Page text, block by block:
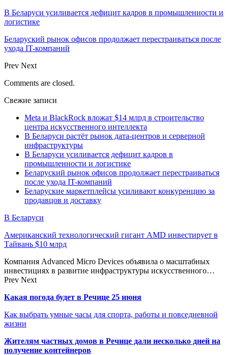
В Беларуси усиливается дефицит кадров в промышленности и
логистике
Беларуский рынок офисов продолжает перестраиваться после
ухода IT-компаний
Prev Next
Comments are closed.
Свежие записи
Meta и BlackRock вложат $14 млрд в строительство
центра искусственного интеллекта
В Беларуси растёт рынок дата-центров и серверной
инфраструктуры
В Беларуси усиливается дефицит кадров в
промышленности и логистике
Беларуский рынок офисов продолжает перестраиваться
после ухода IT-компаний
Беларуские маркетплейсы усиливают конкуренцию за
продавцов и доставку
В Беларуси
Американский технологический гигант AMD инвестирует в
Тайвань $10 млрд
Компания Advanced Micro Devices объявила о масштабных
инвестициях в развитие инфраструктуры искусственного…
Prev Next
Какая погода будет в Речице 25 июня
Как выбрать умные часы для спорта, работы и повседневной
жизни
Жителям частных домов в Речице дали несколько дней на
получение контейнеров